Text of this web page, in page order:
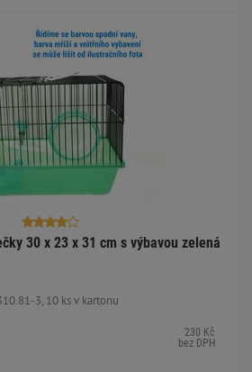
30 x 23 x 31 cm s výbavou zelená
3, 10 ks v kartonu
230 Kč
bez DPH